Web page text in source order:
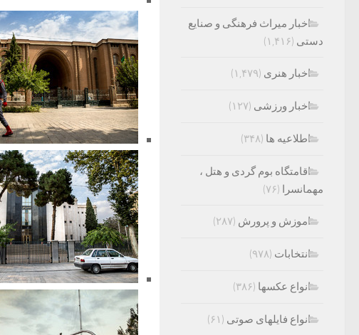
اخبار میراث فرهنگی و صنایع
دستی (۱,۴۱۶)
اخبار هنری (۱,۴۷۹)
اخبار ورزشی (۱۲۷)
اطلاعیه ها (۳۴۸)
اقامتگاه بوم گردی و هتل ،
مهمانسرا (۷۶)
اموزش و پرورش (۲۸۷)
انتخابات (۹۷۸)
انواع عکسها (۳۸۶)
انواع فایلهای صوتی (۶۱)